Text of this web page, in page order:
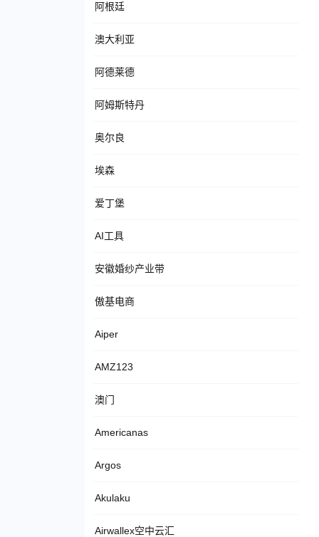
阿根廷
澳大利亚
阿德莱德
阿姆斯特丹
奥尔良
埃森
爱丁堡
AI工具
安徽婚纱产业带
傲基电商
Aiper
AMZ123
澳门
Americanas
Argos
Akulaku
Airwallex空中云汇